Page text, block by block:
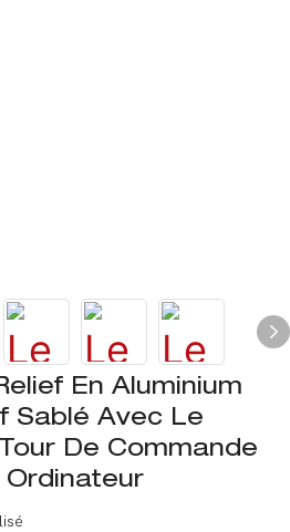
En Aluminium
Sablé Avec Le
De Commande
Ordinateur